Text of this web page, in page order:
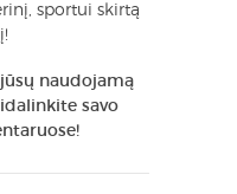
sportui skirtą
naudojamą
savo